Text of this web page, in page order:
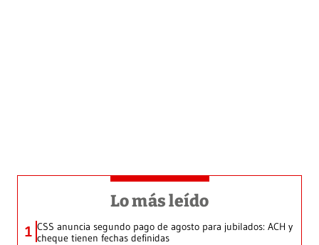
Lo más leído
1 CSS anuncia segundo pago de agosto para jubilados: ACH y
cheque tienen fechas definidas